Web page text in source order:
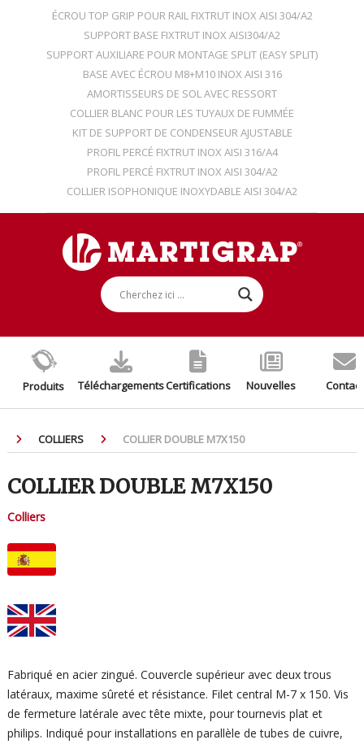
ÉCROU TOP GRIP POUR RAIL FIXTRUT INOX AISI 304/A2
SUPPORT BASE FIXTRUT INOX AISI304/A2
SUPPORT AUXILIARE POUR MONTAGE SPLIT (EASY SPLIT)
BASE AVEC ÉCROU M8+M10 INOX AISI 316
AMORTISSEURS DE SOL AVEC RESSORT
COLLIER BLANC POUR LES TUYAUX DE FUMMÉE
KIT DE SUPPORT DE CONDENSEUR AJUSTABLE
PROFIL PERCÉ FIXTRUT INOX AISI 316/A4
PROFIL PERCÉ FIXTRUT INOX AISI 304/A2
COLLIER ISOPHONIQUE INOXYDABLE AISI 304/A2
Produits TéléchargementsCertifications Nouvelles Contact
COLLIERS COLLIER DOUBLE M7X150
COLLIER DOUBLE M7X150
Colliers
Fabriqué en acier zingué. Couvercle supérieur avec deux trous
latéraux, maxime sûreté et résistance. Filet central M-7 x 150. Vis
de fermeture latérale avec tête mixte, pour tournevis plat et
philips. Indiqué pour installations en parallèle de tubes de cuivre,